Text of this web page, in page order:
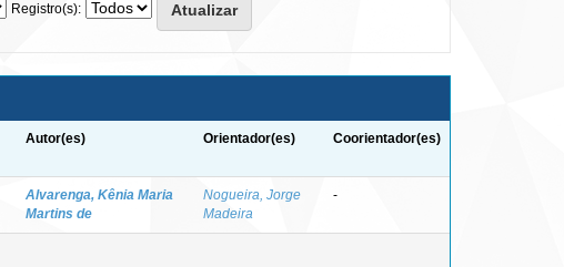
Registro(s):
Autor(es) Orientador(es) Coorientador(es)
Alvarenga, Kênia Maria
Martins de
Nogueira, Jorge
Madeira
-